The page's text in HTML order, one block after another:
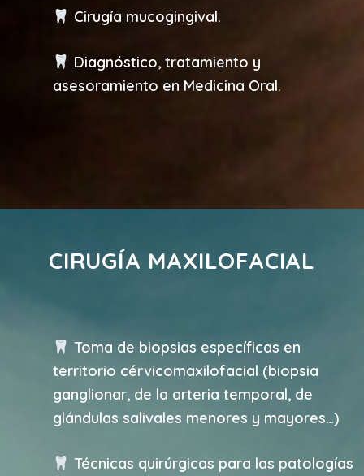
Cirugía mucogingival.
Diagnóstico, tratamiento y
asesoramiento en Medicina Oral.
CIRUGÍA MAXILOFACIAL
Toma de biopsias específicas en
territorio cérvicomaxilofacial (biopsia
ganglionar, de la arteria temporal, de
glándulas salivales menores y mayores…)
Técnicas quirúrgicas para las patologías